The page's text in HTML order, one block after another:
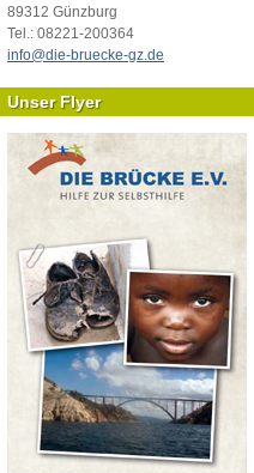
89312 Günzburg
Tel.: 08221-200364
info@die-bruecke-gz.de
Unser Flyer